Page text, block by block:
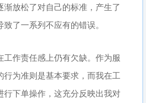
放松了对自己的标准，产生了
了一系列不应有的错误。
作责任感上仍有欠缺。作为服
为准则是基本要求，而我在工
下单操作，这充分反映出我对